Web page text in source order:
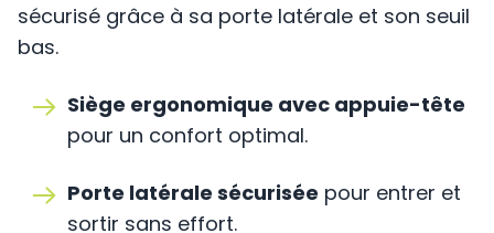
sécurisé grâce à sa porte latérale et son seuil
bas.
Siège ergonomique avec appuie-tête
pour un confort optimal.
Porte latérale sécurisée pour entrer et
sortir sans effort.